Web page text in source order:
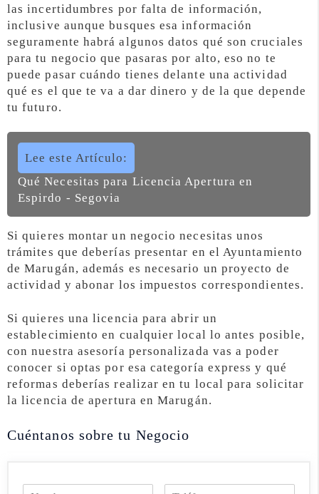
las incertidumbres por falta de información,
inclusive aunque busques esa información
seguramente habrá algunos datos qué son cruciales
para tu negocio que pasaras por alto, eso no te
puede pasar cuándo tienes delante una actividad
qué es el que te va a dar dinero y de la que depende
tu futuro.
Lee este Artículo:
Qué Necesitas para Licencia Apertura en
Espirdo - Segovia
Si quieres montar un negocio necesitas unos
trámites que deberías presentar en el Ayuntamiento
de Marugán, además es necesario un proyecto de
actividad y abonar los impuestos correspondientes.
Si quieres una licencia para abrir un
establecimiento en cualquier local lo antes posible,
con nuestra asesoría personalizada vas a poder
conocer si optas por esa categoría express y qué
reformas deberías realizar en tu local para solicitar
la licencia de apertura en Marugán.
Cuéntanos sobre tu Negocio